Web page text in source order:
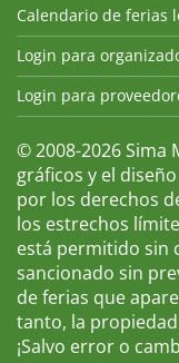
Calendario de ferias
Login para
Login para
© 2008-2026 Sima
gráficos y el
por los derechos
los estrechos
está permitido sin
sancionado sin
de ferias que
tanto, la
¡Salvo error o